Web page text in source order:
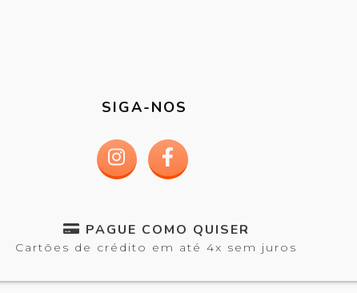
SIGA-NOS
PAGUE COMO QUISER
Cartões de crédito em até 4x sem juros